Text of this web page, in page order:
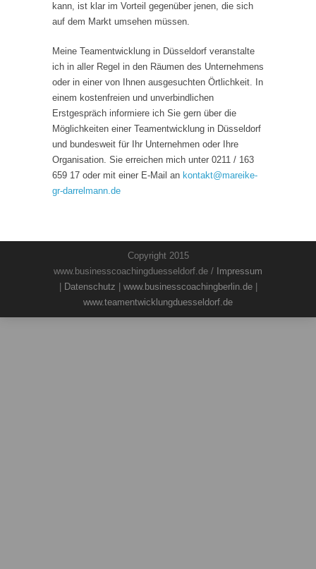
kann, ist klar im Vorteil gegenüber jenen, die sich
auf dem Markt umsehen müssen.
Meine Teamentwicklung in Düsseldorf veranstalte
ich in aller Regel in den Räumen des Unternehmens
oder in einer von Ihnen ausgesuchten Örtlichkeit. In
einem kostenfreien und unverbindlichen
Erstgespräch informiere ich Sie gern über die
Möglichkeiten einer Teamentwicklung in Düsseldorf
und bundesweit für Ihr Unternehmen oder Ihre
Organisation. Sie erreichen mich unter 0211 / 163
659 17 oder mit einer E-Mail an kontakt@mareike-
gr-darrelmann.de
Copyright 2015
www.businesscoachingduesseldorf.de / Impressum
Datenschutz www.businesscoachingberlin.de|
www.teamentwicklungduesseldorf.de